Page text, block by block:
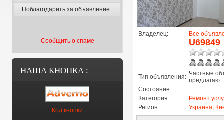
Поблагодарить за объявление
Сообщить о спаме
НАША КНОПКА :
Код кнопки
Владелец: Все
U69849
Тип объявления: Частные
предлагаю
Состояние:
Категория:
Ремонт
Регион:
Украина,